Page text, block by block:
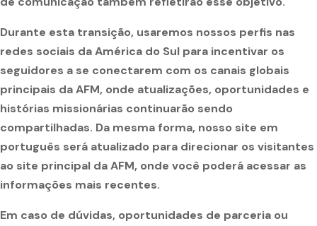
Durante esta transição, usaremos nossos perfis nas
redes sociais da América do Sul para incentivar os
seguidores a se conectarem com os canais globais
principais da AFM, onde atualizações, oportunidades e
histórias missionárias continuarão sendo
compartilhadas. Da mesma forma, nosso site em
português será atualizado para direcionar os visitantes
ao site principal da AFM, onde você poderá acessar as
informações mais recentes.
Em caso de dúvidas, oportunidades de parceria ou